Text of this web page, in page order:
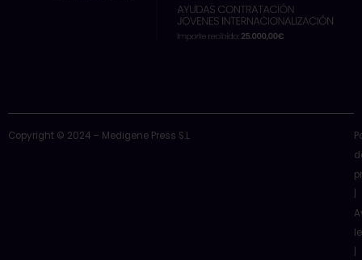
Copyright © 2024 – Medigene Press S.L
|
|